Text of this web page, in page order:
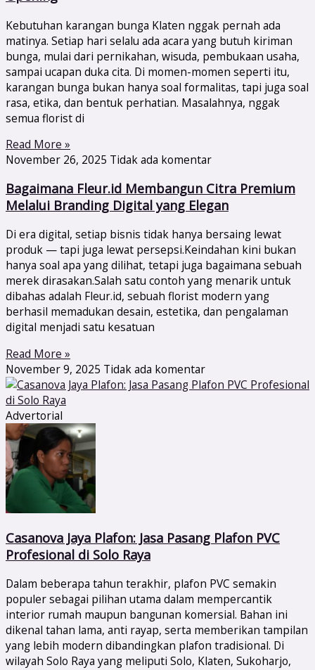
Kebutuhan karangan bunga Klaten nggak pernah ada
matinya. Setiap hari selalu ada acara yang butuh kiriman
bunga, mulai dari pernikahan, wisuda, pembukaan usaha,
sampai ucapan duka cita. Di momen-momen seperti itu,
karangan bunga bukan hanya soal formalitas, tapi juga soal
rasa, etika, dan bentuk perhatian. Masalahnya, nggak
semua florist di
Read More »
November 26, 2025 Tidak ada komentar
Bagaimana Fleur.id Membangun Citra Premium
Melalui Branding Digital yang Elegan
Di era digital, setiap bisnis tidak hanya bersaing lewat
produk — tapi juga lewat persepsi.Keindahan kini bukan
hanya soal apa yang dilihat, tetapi juga bagaimana sebuah
merek dirasakan.Salah satu contoh yang menarik untuk
dibahas adalah Fleur.id, sebuah florist modern yang
berhasil memadukan desain, estetika, dan pengalaman
digital menjadi satu kesatuan
Read More »
November 9, 2025 Tidak ada komentar
Advertorial
Casanova Jaya Plafon: Jasa Pasang Plafon PVC
Profesional di Solo Raya
Dalam beberapa tahun terakhir, plafon PVC semakin
populer sebagai pilihan utama dalam mempercantik
interior rumah maupun bangunan komersial. Bahan ini
dikenal tahan lama, anti rayap, serta memberikan tampilan
yang lebih modern dibandingkan plafon tradisional. Di
wilayah Solo Raya yang meliputi Solo, Klaten, Sukoharjo,